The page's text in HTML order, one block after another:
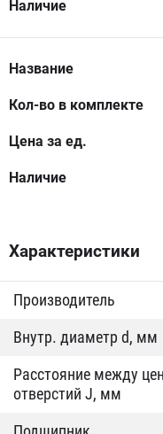
Характеристики
Производитель
Внутр. диаметр d, мм
Расстояние между
отверстий J, мм